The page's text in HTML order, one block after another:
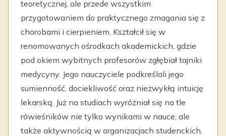
teoretycznej, ale przede wszystkim
przygotowaniem do praktycznego zmagania się z
chorobami i cierpieniem. Kształcił się w
renomowanych ośrodkach akademickich, gdzie
pod okiem wybitnych profesorów zgłębiał tajniki
medycyny. Jego nauczyciele podkreślali jego
sumienność, dociekliwość oraz niezwykłą intuicję
lekarską. Już na studiach wyróżniał się na tle
rówieśników nie tylko wynikami w nauce, ale
także aktywnością w organizacjach studenckich,